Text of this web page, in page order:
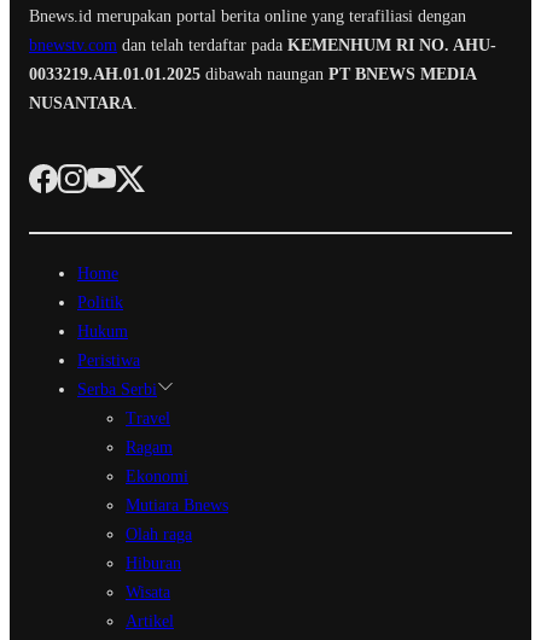
Bnews.id merupakan portal berita online yang terafiliasi dengan
bnewstv.com dan telah terdaftar pada KEMENHUM RI NO. AHU-
0033219.AH.01.01.2025 dibawah naungan PT BNEWS MEDIA
NUSANTARA.
Home
Politik
Hukum
Peristiwa
Serba Serbi
Travel
Ragam
Ekonomi
Mutiara Bnews
Olah raga
Hiburan
Wisata
Artikel